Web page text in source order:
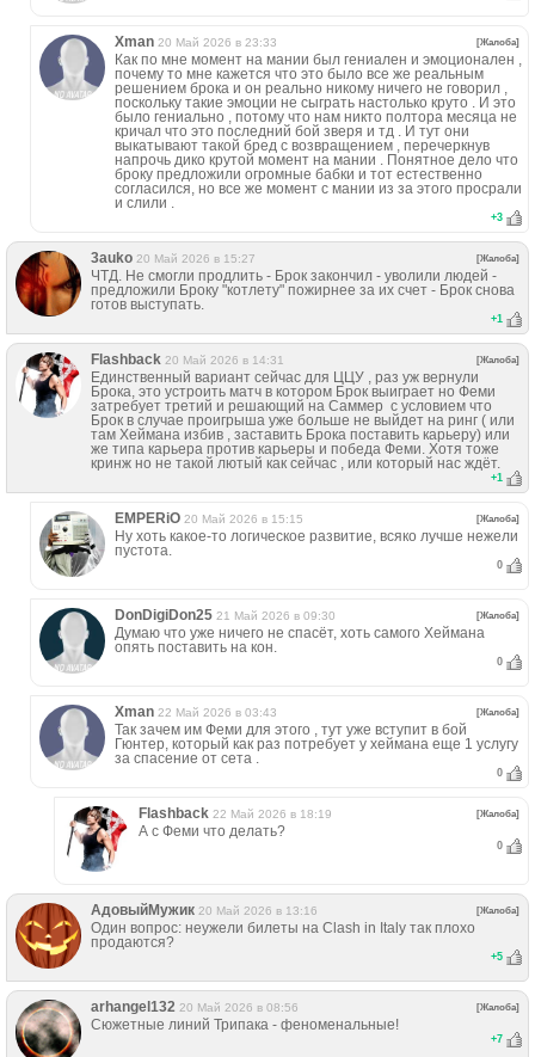
Xman 20 Май 2026 в 23:33 [Жалоба]
Как по мне момент на мании был гениален и эмоционален ,
почему то мне кажется что это было все же реальным
решением брока и он реально никому ничего не говорил ,
поскольку такие эмоции не сыграть настолько круто . И это
было гениально , потому что нам никто полтора месяца не
кричал что это последний бой зверя и тд . И тут они
выкатывают такой бред с возвращением , перечеркнув
напрочь дико крутой момент на мании . Понятное дело что
броку предложили огромные бабки и тот естественно
согласился, но все же момент с мании из за этого просрали
и слили .
+3
3auko 20 Май 2026 в 15:27 [Жалоба]
ЧТД. Не смогли продлить - Брок закончил - уволили людей -
предложили Броку "котлету" пожирнее за их счет - Брок снова
готов выступать.
+1
Flashback 20 Май 2026 в 14:31 [Жалоба]
Единственный вариант сейчас для ЦЦУ , раз уж вернули
Брока, это устроить матч в котором Брок выиграет но Феми
затребует третий и решающий на Саммер с условием что
Брок в случае проигрыша уже больше не выйдет на ринг ( или
там Хеймана избив , заставить Брока поставить карьеру) или
же типа карьера против карьеры и победа Феми. Хотя тоже
кринж но не такой лютый как сейчас , или который нас ждёт.
+1
EMPERiO 20 Май 2026 в 15:15 [Жалоба]
Ну хоть какое-то логическое развитие, всяко лучше нежели
пустота.
0
DonDigiDon25 21 Май 2026 в 09:30 [Жалоба]
Думаю что уже ничего не спасёт, хоть самого Хеймана
опять поставить на кон.
0
Xman 22 Май 2026 в 03:43 [Жалоба]
Так зачем им Феми для этого , тут уже вступит в бой
Гюнтер, который как раз потребует у хеймана еще 1 услугу
за спасение от сета .
0
Flashback 22 Май 2026 в 18:19 [Жалоба]
А с Феми что делать?
0
АдовыйМужик 20 Май 2026 в 13:16 [Жалоба]
Один вопрос: неужели билеты на Clash in Italy так плохо
продаются?
+5
arhangel132 20 Май 2026 в 08:56 [Жалоба]
Сюжетные линий Трипака - феноменальные!
+7